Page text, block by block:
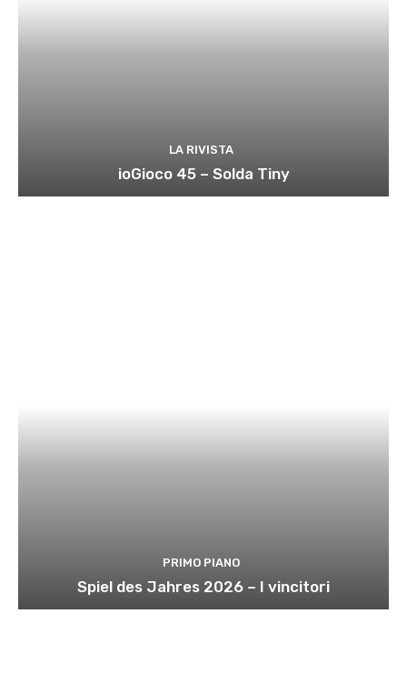
LA RIVISTA
ioGioco 45 – Solda Tiny
PRIMO PIANO
Spiel des Jahres 2026 – I vincitori